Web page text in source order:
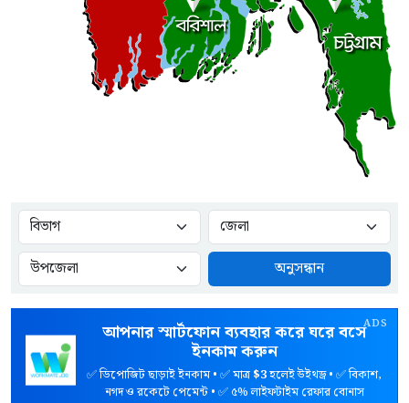
অনুসন্ধান
ADS
আপনার স্মার্টফোন ব্যবহার করে ঘরে বসে
ইনকাম করুন
✅ ডিপোজিট ছাড়াই ইনকাম • ✅ মাত্র$3হলেই উইথড্র • ✅ বিকাশ,
নগদ ও রকেটে পেমেন্ট • ✅ ৫% লাইফটাইম রেফার বোনাস